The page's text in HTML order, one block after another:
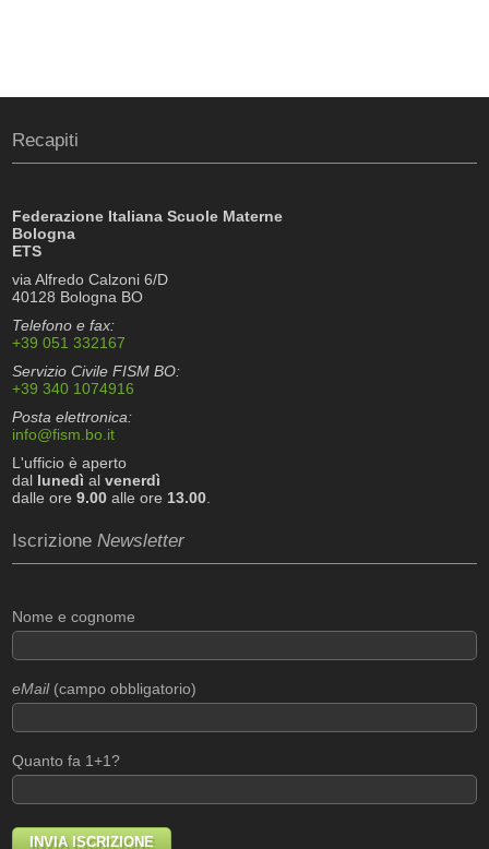
Recapiti
Federazione Italiana Scuole Materne
Bologna
ETS
via Alfredo Calzoni 6/D
40128 Bologna BO
Telefono e fax:
+39 051 332167
Servizio Civile FISM BO:
+39 340 1074916
Posta elettronica:
info@fism.bo.it
L'ufficio è aperto
dal lunedì alvenerdì
dalle ore9.00 alle ore 13.00.
IscrizioneNewsletter
Nome e cognome
eMail(campo obbligatorio)
Quanto fa 1+1?